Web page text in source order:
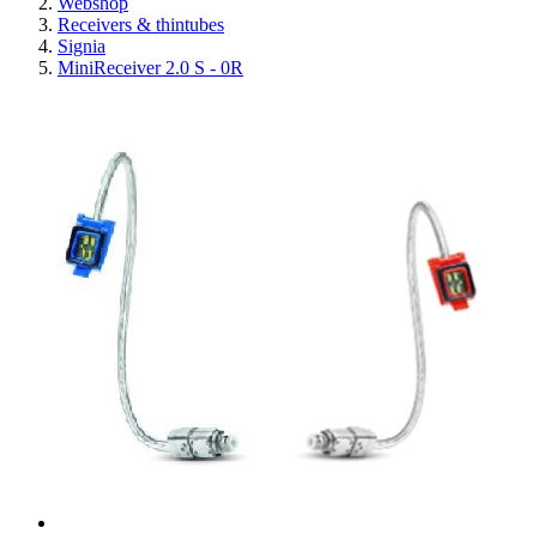
Receivers & thintubes
Signia
MiniReceiver 2.0 S - 0R